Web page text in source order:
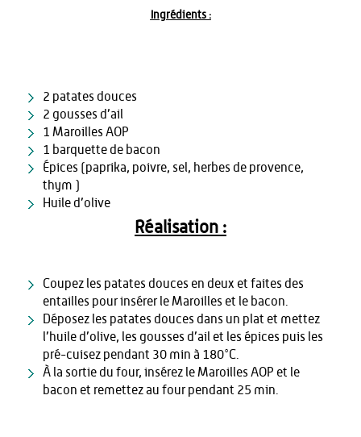
Ingrédients :
2 patates douces
2 gousses d’ail
1 Maroilles AOP
1 barquette de bacon
Épices (paprika, poivre, sel, herbes de provence,
thym )
Huile d’olive
Réalisation :
Coupez les patates douces en deux et faites des
entailles pour insérer le Maroilles et le bacon.
Déposez les patates douces dans un plat et mettez
l’huile d’olive, les gousses d’ail et les épices puis les
pré-cuisez pendant 30 min à 180°C.
À la sortie du four, insérez le Maroilles AOP et le
bacon et remettez au four pendant 25 min.